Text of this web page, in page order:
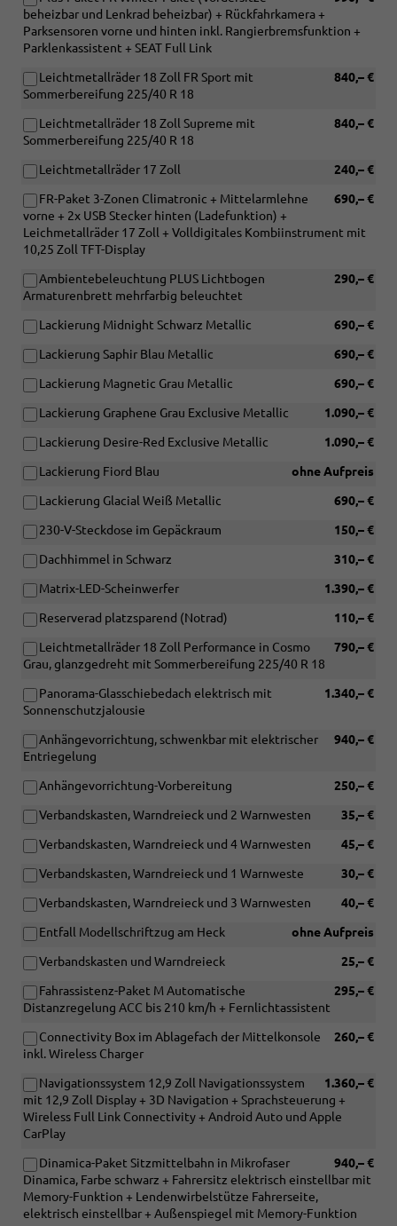
beheizbar und Lenkrad beheizbar) + Rückfahrkamera +
Parksensoren vorne und hinten inkl. Rangierbremsfunktion +
Parklenkassistent + SEAT Full Link
840,– €
Leichtmetallräder 18 Zoll FR Sport mit
Sommerbereifung 225/40 R 18
840,– €
Leichtmetallräder 18 Zoll Supreme mit
Sommerbereifung 225/40 R 18
240,– €
Leichtmetallräder 17 Zoll
690,– €
FR-Paket 3-Zonen Climatronic + Mittelarmlehne
vorne + 2x USB Stecker hinten (Ladefunktion) +
Leichmetallräder 17 Zoll + Volldigitales Kombiinstrument mit
10,25 Zoll TFT-Display
290,– €
Ambientebeleuchtung PLUS Lichtbogen
Armaturenbrett mehrfarbig beleuchtet
690,– €
Lackierung Midnight Schwarz Metallic
690,– €
Lackierung Saphir Blau Metallic
690,– €
Lackierung Magnetic Grau Metallic
1.090,– €
Lackierung Graphene Grau Exclusive Metallic
1.090,– €
Lackierung Desire-Red Exclusive Metallic
ohne Aufpreis
Lackierung Fiord Blau
690,– €
Lackierung Glacial Weiß Metallic
150,– €
230-V-Steckdose im Gepäckraum
310,– €
Dachhimmel in Schwarz
1.390,– €
Matrix-LED-Scheinwerfer
110,– €
Reserverad platzsparend (Notrad)
790,– €
Leichtmetallräder 18 Zoll Performance in Cosmo
Grau, glanzgedreht mit Sommerbereifung 225/40 R 18
1.340,– €
Panorama-Glasschiebedach elektrisch mit
Sonnenschutzjalousie
940,– €
Anhängevorrichtung, schwenkbar mit elektrischer
Entriegelung
250,– €
Anhängevorrichtung-Vorbereitung
35,– €
Verbandskasten, Warndreieck und 2 Warnwesten
45,– €
Verbandskasten, Warndreieck und 4 Warnwesten
30,– €
Verbandskasten, Warndreieck und 1 Warnweste
40,– €
Verbandskasten, Warndreieck und 3 Warnwesten
ohne Aufpreis
Entfall Modellschriftzug am Heck
25,– €
Verbandskasten und Warndreieck
295,– €
Fahrassistenz-Paket M Automatische
Distanzregelung ACC bis 210 km/h + Fernlichtassistent
260,– €
Connectivity Box im Ablagefach der Mittelkonsole
inkl. Wireless Charger
1.360,– €
Navigationssystem 12,9 Zoll Navigationssystem
mit 12,9 Zoll Display + 3D Navigation + Sprachsteuerung +
Wireless Full Link Connectivity + Android Auto und Apple
CarPlay
940,– €
Dinamica-Paket Sitzmittelbahn in Mikrofaser
Dinamica, Farbe schwarz + Fahrersitz elektrisch einstellbar mit
Memory-Funktion + Lendenwirbelstütze Fahrerseite,
elektrisch einstellbar + Außenspiegel mit Memory-Funktion